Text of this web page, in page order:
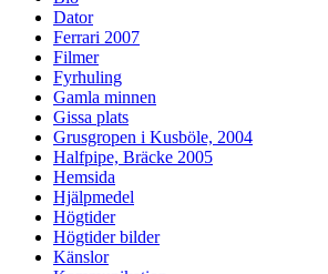
Dator
Ferrari 2007
Filmer
Fyrhuling
Gamla minnen
Gissa plats
Grusgropen i Kusböle, 2004
Halfpipe, Bräcke 2005
Hemsida
Hjälpmedel
Högtider
Högtider bilder
Känslor